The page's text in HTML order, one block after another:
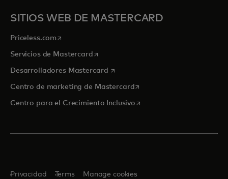
SITIOS WEB DE MASTERCARD
Priceless.com se abre en una pestaña nueva
Servicios de Mastercardse abre en una pestaña nueva
Desarrolladores Mastercard se abre en una pestaña nueva
Centro de marketing de Mastercardse abre en una pestaña
Centro para el Crecimiento Inclusivose abre en una pestaña
Privacidad Terms Manage cookies